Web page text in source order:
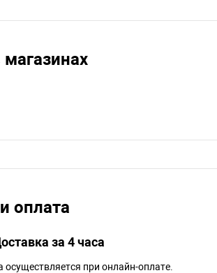
оплата
за 4 часа
осуществляется при онлайн-оплате.